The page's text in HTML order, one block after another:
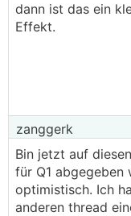
dann ist das ein
Effekt.
zanggerk
Bin jetzt auf
für Q1 abgegeben
optimistisch. Ich
anderen thread